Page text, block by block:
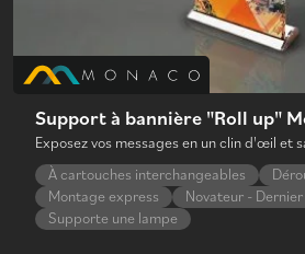
Support à bannière "Roll up"
Exposez vos messages en un clin d'œil et
À cartouches interchangeables
Montage express
Novateur -
Supporte une lampe